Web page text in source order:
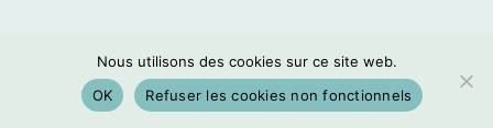
Nous utilisons des cookies sur ce site web.
OK
Refuser les cookies non fonctionnels